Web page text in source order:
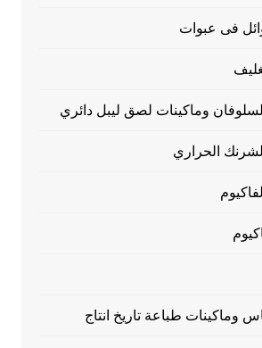
فى عبوات
وماكينات لصق ليبل دائري
الحراري
وماكينات طباعة تاريخ انتاج